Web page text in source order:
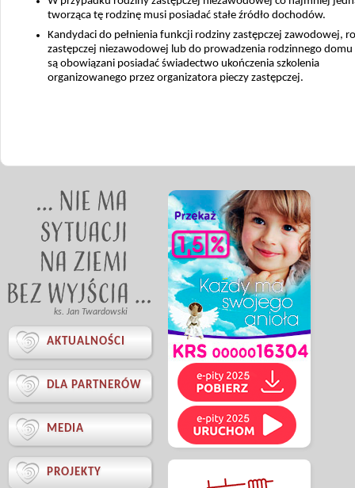
tworząca tę rodzinę musi posiadać stałe źródło dochodów.
Kandydaci do pełnienia funkcji rodziny zastępczej zawodowej,
zastępczej niezawodowej lub do prowadzenia rodzinnego domu
są obowiązani posiadać świadectwo ukończenia szkolenia
organizowanego przez organizatora pieczy zastępczej.
ks. Jan Twardowski
 AKTUALNOŚCI
 DLA PARTNERÓW
 MEDIA
 PROJEKTY